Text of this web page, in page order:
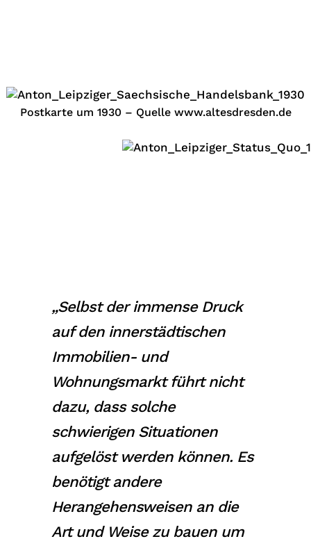
Postkarte um 1930 – Quelle www.altesdresden.de
„Selbst der immense Druck
auf den innerstädtischen
Immobilien- und
Wohnungsmarkt führt nicht
dazu, dass solche
schwierigen Situationen
aufgelöst werden können. Es
benötigt andere
Herangehensweisen an die
Art und Weise zu bauen um